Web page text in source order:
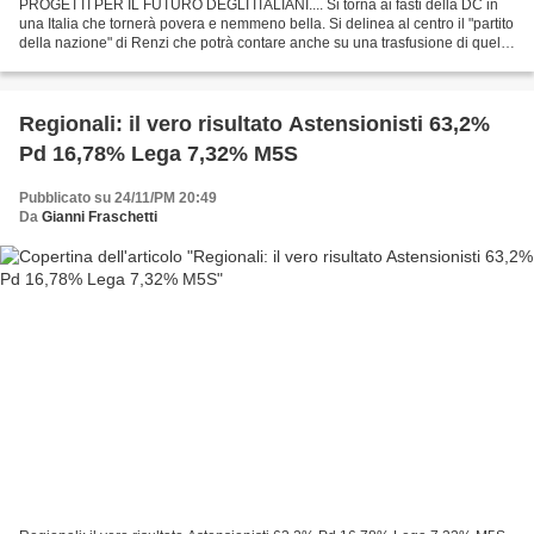
PROGETTI PER IL FUTURO DEGLI ITALIANI.... Si torna ai fasti della DC in
una Italia che tornerà povera e nemmeno bella. Si delinea al centro il "partito
della nazione" di Renzi che potrà contare anche su una trasfusione di quel
Regionali‬: il vero risultato Astensionisti 63,2%
Pd 16,78% Lega 7,32% M5S
Pubblicato su 24/11/PM 20:49
Da Gianni Fraschetti